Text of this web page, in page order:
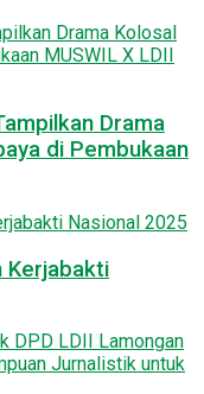
Drama
di Pembukaan
Kerjabakti